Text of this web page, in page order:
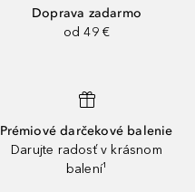
Doprava zadarmo
od 49 €
Prémiové darčekové balenie
Darujte radosť v krásnom
balení¹